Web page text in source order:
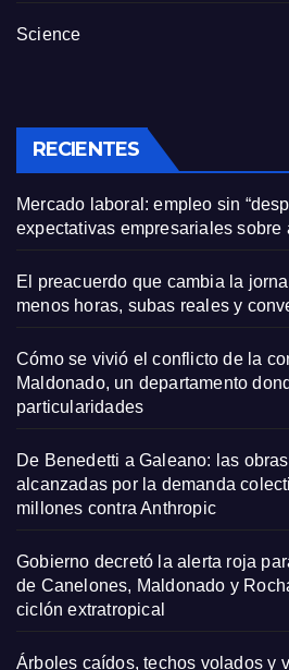
Science
RECIENTES
Mercado laboral: empleo sin
expectativas empresariales sobre
El preacuerdo que cambia la
menos horas, subas reales y
Cómo se vivió el conflicto de la
Maldonado, un departamento
particularidades
De Benedetti a Galeano: las
alcanzadas por la demanda
millones contra Anthropic
Gobierno decretó la alerta roja
de Canelones, Maldonado y
ciclón extratropical
Árboles caídos, techos volados y